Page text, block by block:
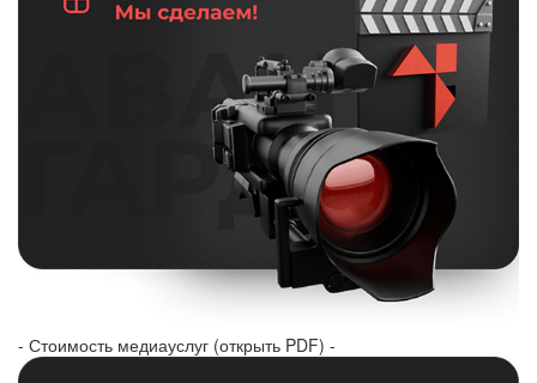
- Стоимость медиауслуг (открыть PDF) -